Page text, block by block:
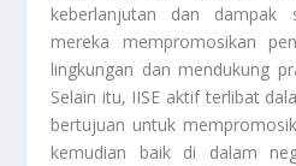
keberlanjutan dan dampak
mereka mempromosikan
lingkungan dan mendukung
Selain itu, IISE aktif terlibat
bertujuan untuk
kemudian baik di dalam